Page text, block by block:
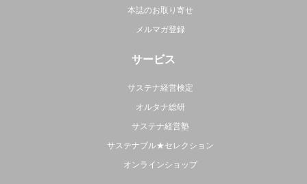
本誌のお取り寄せ
メルマガ登録
サービス
サステナ経営検定
オルタナ総研
サステナ経営塾
サステナブル★セレクション
オンラインショップ